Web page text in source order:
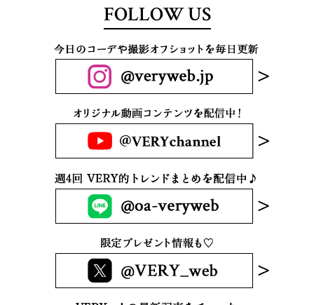
FOLLOW US